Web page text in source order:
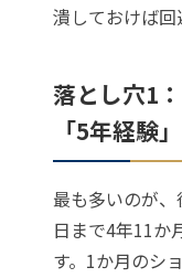
潰しておけば回
落とし穴1
「5年経験
最も多いのが
日まで4年11か
す。1か月のシ